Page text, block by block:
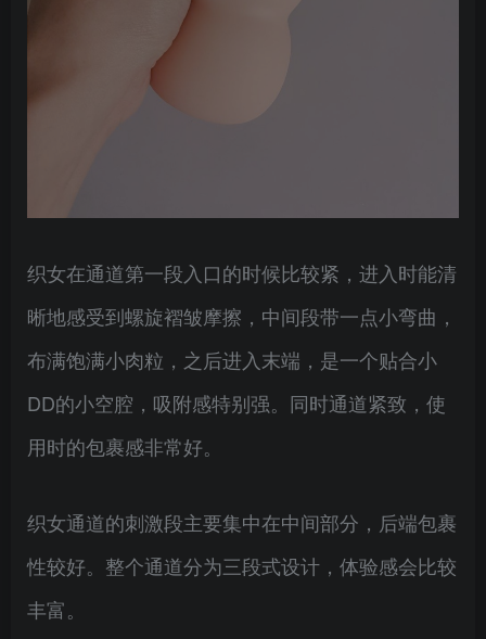
织女在通道第一段入口的时候比较紧，进入时能清
晰地感受到螺旋褶皱摩擦，中间段带一点小弯曲，
布满饱满小肉粒，之后进入末端，是一个贴合小
DD的小空腔，吸附感特别强。同时通道紧致，使
用时的包裹感非常好。
织女通道的刺激段主要集中在中间部分，后端包裹
性较好。整个通道分为三段式设计，体验感会比较
丰富。